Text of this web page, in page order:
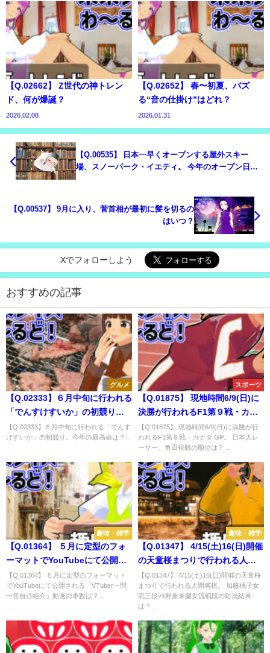
【Q.02662】 Z世代の神トレン
ド、何が爆誕？
2026.02.08
【Q.02652】 春〜初夏、バズ
る“音の仕掛け”はどれ？
2026.01.31
【Q.00535】 日本一早くオープンする屋外スキー
場、スノーパーク・イエティ。 今年のオープン日
【Q.00537】 9月に入り、菅首相が最初に髪を切るの
はいつ？
Xでフォローしよう
おすすめの記事
グルメ
【Q.02333】６月中旬に行われる
「でんすけすいか」の初競り。
今年の最高値は？
【Q.02333】６月中旬に行われる「でんす
けすいか」の初競り。今年の最高値は？...
スポーツ
【Q.01875】 現地時間6/9(日)に
決勝が行われるF1第９戦・カナ
ダ GP。 日本人レーサー、角田
裕毅の順位は？
【Q.01875】 現地時間6/9(日)に決勝が行
われるF1第９戦・カナダ GP。 日本人レ
ーサー、角田裕毅の順位は？...
趣味・雑学
【Q.01364】 ５月に定型のフォ
ーマットでYouTubeにて公開さ
れる「VTuber一問一答自己紹
介」動画の本数は？
【Q.01364】 ５月に定型のフォーマット
でYouTubeにて公開される「VTuber一問
一答自己紹介」動画の本数は？...
趣味・雑学
【Q.01347】 4/15(土)16(日)開催
の天童桜まつりで行われる人間
将棋。 加藤桃子女流三段vs野原
未蘭女流初段の対局結果は？
【Q.01347】 4/15(土)16(日)開催の天童桜
まつりで行われる人間将棋。 加藤桃子女
流三段vs野原未蘭女流初段の対局結果
は？...